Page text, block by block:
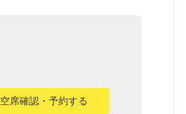
空席確認・予約する